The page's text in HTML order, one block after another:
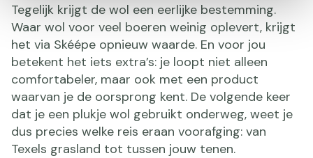
Tegelijk krijgt de wol een eerlijke bestemming.
Waar wol voor veel boeren weinig oplevert, krijgt
het via Skéépe opnieuw waarde. En voor jou
betekent het iets extra’s: je loopt niet alleen
comfortabeler, maar ook met een product
waarvan je de oorsprong kent. De volgende keer
dat je een plukje wol gebruikt onderweg, weet je
dus precies welke reis eraan voorafging: van
Texels grasland tot tussen jouw tenen.